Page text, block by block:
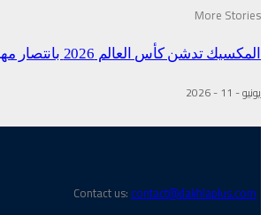
More
كأس العالم 2026 بانتصار مهم على جنوب إفريقيا
Contact us: